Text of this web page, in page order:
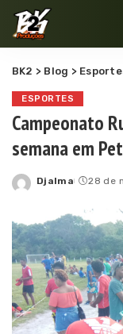
BK2 > Blog >
ESPORTES
Campeonato
semana em
Posted
Djalma 28 de